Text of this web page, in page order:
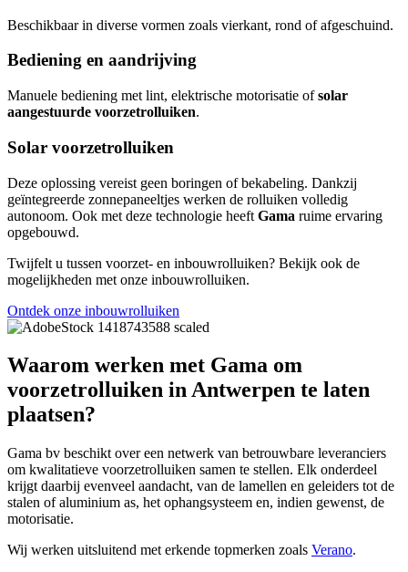
Beschikbaar in diverse vormen zoals vierkant, rond of afgeschuind.
Bediening en aandrijving
Manuele bediening met lint, elektrische motorisatie ofsolar
aangestuurde voorzetrolluiken.
Solar voorzetrolluiken
Deze oplossing vereist geen boringen of bekabeling. Dankzij
geïntegreerde zonnepaneeltjes werken de rolluiken volledig
autonoom. Ook met deze technologie heeft Gama ruime ervaring
opgebouwd.
Twijfelt u tussen voorzet- en inbouwrolluiken? Bekijk ook de
mogelijkheden met onze inbouwrolluiken.
Ontdek onze inbouwrolluiken
Waarom werken met Gama om
voorzetrolluiken in Antwerpen te laten
plaatsen?
Gama bv beschikt over een netwerk van betrouwbare leveranciers
om kwalitatieve voorzetrolluiken samen te stellen. Elk onderdeel
krijgt daarbij evenveel aandacht, van de lamellen en geleiders tot de
stalen of aluminium as, het ophangsysteem en, indien gewenst, de
motorisatie.
Wij werken uitsluitend met erkende topmerken zoals Verano.